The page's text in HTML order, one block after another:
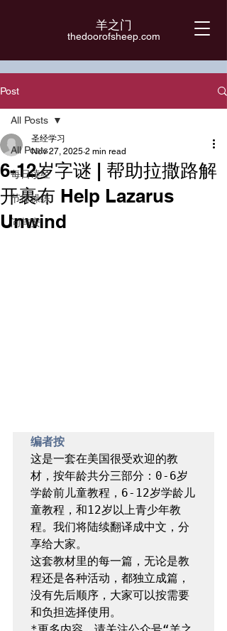
羊之门
​thedoorofsheep.com
Post
All Posts
每日读经
节律操练
问与安
All Posts
6-12岁字谜 | 帮助拉撒路解
开裹布 Help Lazarus
Unwind
圣经学习
Nov 27, 2025 2 min read
编者按
这是一套在美国很受欢迎的教
材，按年龄共分三部分：0-6岁
学龄前儿童教程，6-12岁学龄儿
童教程，和12岁以上青少年教
程。我们将陆续翻译成中文，分
享给大家。
这套教材里的每一篇，无论是教
程还是各种活动，都独立成篇，
没有先后顺序，大家可以按需要
和负担选择使用。